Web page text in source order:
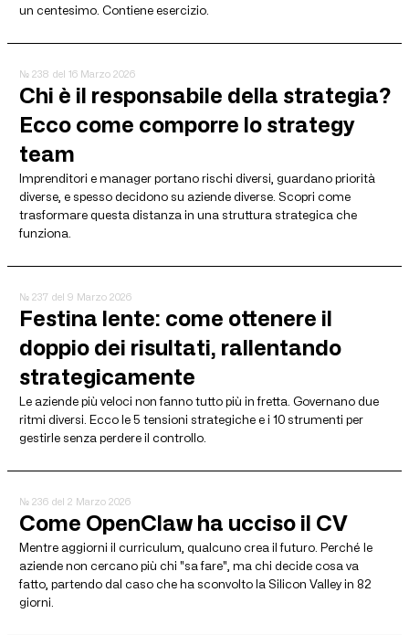
un centesimo. Contiene esercizio.
№ 238 del 16 Marzo 2026
Chi è il responsabile della strategia?
Ecco come comporre lo strategy
team
Imprenditori e manager portano rischi diversi, guardano priorità
diverse, e spesso decidono su aziende diverse. Scopri come
trasformare questa distanza in una struttura strategica che
funziona.
№ 237 del 9 Marzo 2026
Festina lente: come ottenere il
doppio dei risultati, rallentando
strategicamente
Le aziende più veloci non fanno tutto più in fretta. Governano due
ritmi diversi. Ecco le 5 tensioni strategiche e i 10 strumenti per
gestirle senza perdere il controllo.
№ 236 del 2 Marzo 2026
Come OpenClaw ha ucciso il CV
Mentre aggiorni il curriculum, qualcuno crea il futuro. Perché le
aziende non cercano più chi "sa fare", ma chi decide cosa va
fatto, partendo dal caso che ha sconvolto la Silicon Valley in 82
giorni.